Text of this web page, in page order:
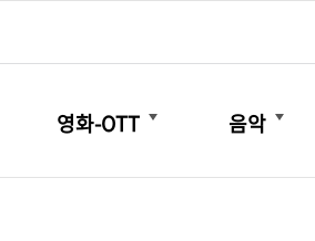
영화-OTT
더보기
음악
더보기